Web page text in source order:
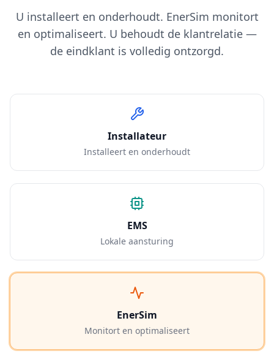
U installeert en onderhoudt. EnerSim monitort
en optimaliseert. U behoudt de klantrelatie —
de eindklant is volledig ontzorgd.
Installateur
Installeert en onderhoudt
EMS
Lokale aansturing
EnerSim
Monitort en optimaliseert